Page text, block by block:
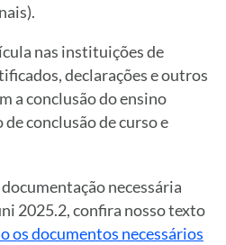
nas instituições de
declarações e outros
a conclusão do ensino
conclusão de curso e
necessária
2025.2, confira nosso texto
os documentos necessários